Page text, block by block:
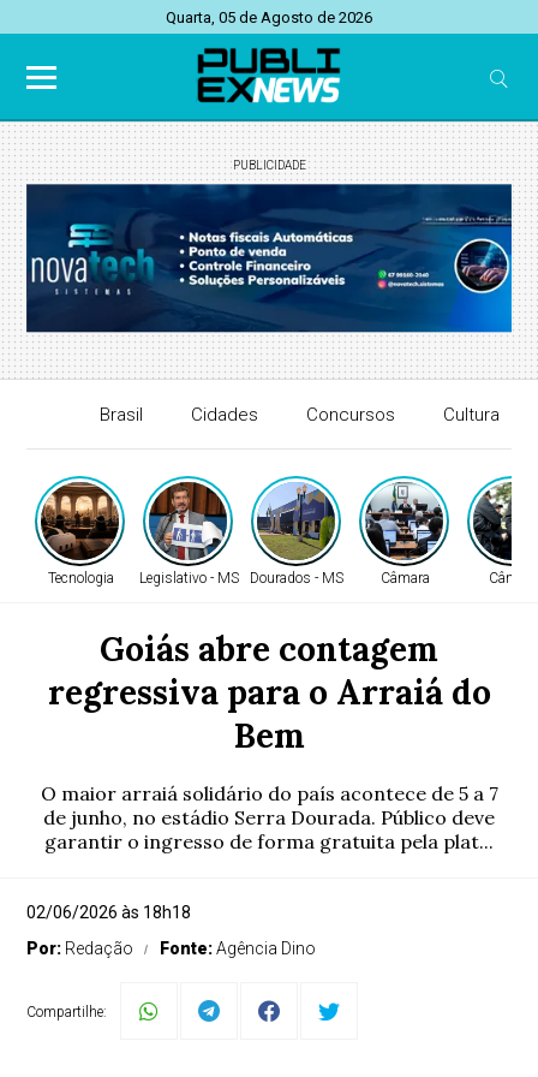
Quarta, 05 de Agosto de 2026
PUBLICIDADE
Brasil Cidades Concursos Cultura
Tecnologia Legislativo - MS Dourados - MS Câmara Câmara
Goiás abre contagem
regressiva para o Arraiá do
Bem
O maior arraiá solidário do país acontece de 5 a 7
de junho, no estádio Serra Dourada. Público deve
garantir o ingresso de forma gratuita pela plat...
02/06/2026 às 18h18
Por: Redação Fonte:Agência Dino
Compartilhe: